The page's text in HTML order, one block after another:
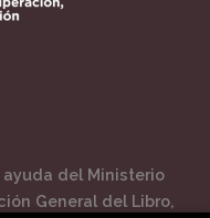
del Ministerio
General del Libro,